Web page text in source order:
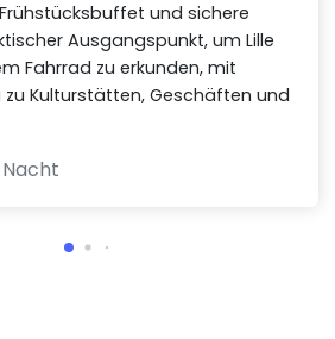
und sichere
Ausgangspunkt, um Lille
Fahrrad zu erkunden, mit
Kulturstätten, Geschäften und